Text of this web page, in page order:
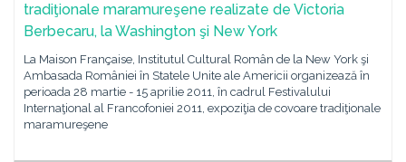
tradiţionale maramureşene realizate de Victoria
Berbecaru, la Washington şi New York
La Maison Française, Institutul Cultural Român de la New York şi
Ambasada României în Statele Unite ale Americii organizează în
perioada 28 martie - 15 aprilie 2011, în cadrul Festivalului
Internaţional al Francofoniei 2011, expoziţia de covoare tradiţionale
maramureşene